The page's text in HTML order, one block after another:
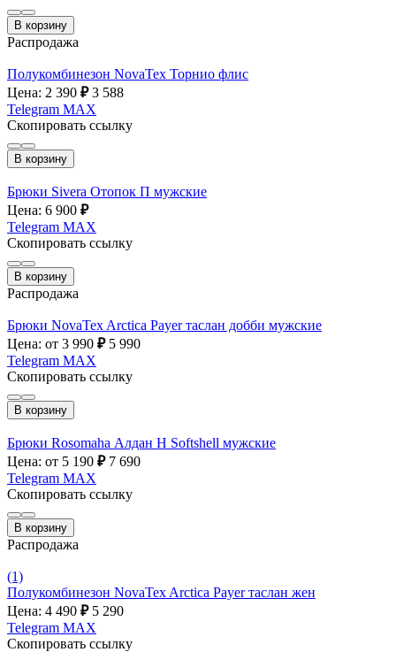
В корзину
Распродажа
Полукомбинезон NovaTex Торнио флис
Цена: 2 390 ₽ 3 588
Telegram MAX
Скопировать ссылку
В корзину
Брюки Sivera Отопок П мужские
Цена: 6 900 ₽
Telegram MAX
Скопировать ссылку
В корзину
Распродажа
Брюки NovaTex Arctica Payer таслан добби мужские
Цена: от 3 990 ₽ 5 990
Telegram MAX
Скопировать ссылку
В корзину
Брюки Rosomaha Алдан Н Softshell мужские
Цена: от 5 190 ₽ 7 690
Telegram MAX
Скопировать ссылку
В корзину
Распродажа
(1)
Полукомбинезон NovaTex Arctica Payer таслан жен
Цена: 4 490 ₽ 5 290
Telegram MAX
Скопировать ссылку